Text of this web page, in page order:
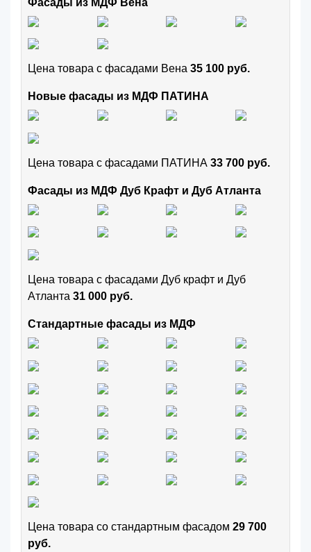
Цена товара с фасадами Вена 35 100 руб.
Новые фасады из МДФ ПАТИНА
Цена товара с фасадами ПАТИНА 33 700 руб.
Фасады из МДФ Дуб Крафт и Дуб Атланта
Цена товара с фасадами Дуб крафт и Дуб
Атланта 31 000 руб.
Стандартные фасады из МДФ
Цена товара cо стандартным фасадом 29 700
руб.